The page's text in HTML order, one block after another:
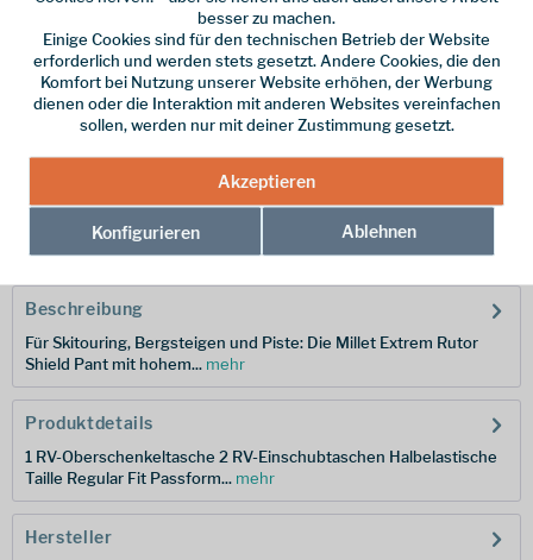
inkl. MwSt./ Versandkostenfrei!
Farbe
Größe
Hersteller-Nr.:
Beschreibung
Für Skitouring, Bergsteigen und Piste: Die Millet Extrem Rutor
Shield Pant mit hohem... mehr
Produktdetails
1 RV-Oberschenkeltasche 2 RV-Einschubtaschen Halbelastische
Taille Regular Fit Passform... mehr
Hersteller
besser zu machen.
Einige Cookies sind für den technischen Betrieb der Website
erforderlich und werden stets gesetzt. Andere Cookies, die den
Komfort bei Nutzung unserer Website erhöhen, der Werbung
dienen oder die Interaktion mit anderen Websites vereinfachen
sollen, werden nur mit deiner Zustimmung gesetzt.
Akzeptieren
Konfigurieren Ablehnen